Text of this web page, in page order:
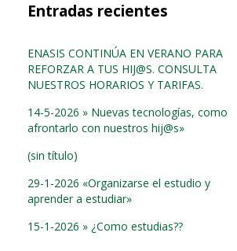
Entradas recientes
ENASIS CONTINÚA EN VERANO PARA
REFORZAR A TUS HIJ@S. CONSULTA
NUESTROS HORARIOS Y TARIFAS.
14-5-2026 » Nuevas tecnologías, como
afrontarlo con nuestros hij@s»
(sin título)
29-1-2026 «Organizarse el estudio y
aprender a estudiar»
15-1-2026 » ¿Como estudias??